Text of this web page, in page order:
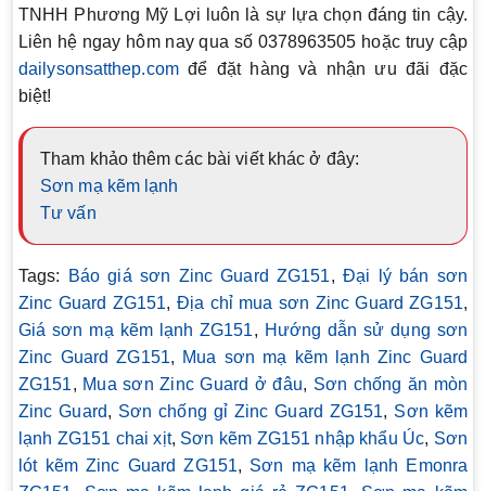
TNHH Phương Mỹ Lợi luôn là sự lựa chọn đáng tin cậy.
Liên hệ ngay hôm nay qua số 0378963505 hoặc truy cập
dailysonsatthep.comđể đặt hàng và nhận ưu đãi đặc
biệt!
Tham khảo thêm các bài viết khác ở đây:
Sơn mạ kẽm lạnh
Tư vấn
Tags: Báo giá sơn Zinc Guard ZG151, Đại lý bán sơn
Zinc Guard ZG151, Địa chỉ mua sơn Zinc Guard ZG151,
Giá sơn mạ kẽm lạnh ZG151, Hướng dẫn sử dụng sơn
Zinc Guard ZG151, Mua sơn mạ kẽm lạnh Zinc Guard
ZG151, Mua sơn Zinc Guard ở đâu, Sơn chống ăn mòn
Zinc Guard, Sơn chống gỉ Zinc Guard ZG151, Sơn kẽm
lạnh ZG151 chai xịt, Sơn kẽm ZG151 nhập khẩu Úc, Sơn
lót kẽm Zinc Guard ZG151, Sơn mạ kẽm lạnh Emonra